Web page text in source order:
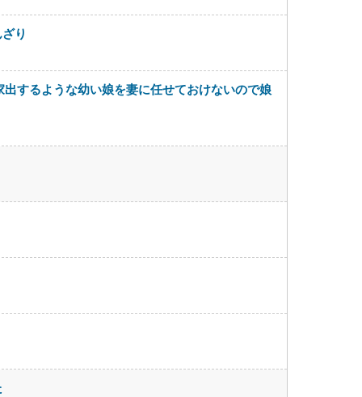
り
するような幼い娘を妻に任せておけないので娘